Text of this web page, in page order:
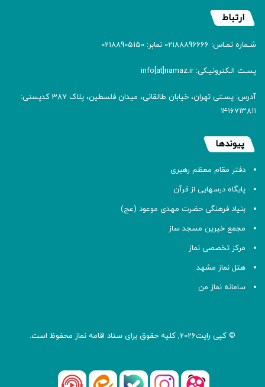
ارتباط
شـماره تمـاس: 02188896666 نمابر: 02188905150
پسـت الـکترونیـکی: info[at]namaz.ir
آدرس: پسـتی تهران، خیابان طالقانی، میدان فلسطین، پلاک 387 کدپستی:
۱۴۱۶۷۱۳۸۱۱
پیوندها
دفتر مقام معظم رهبری
پایگاه درسهایی از قرآن
بنیاد فرهنگی حضرت مهدی موعود (عج)
مجمع خیرین مسجد ساز
مرکز تخصصی نماز
هتل نماز مشهد
سامانه نماز من
© کپی رایت2026, کلیه حقوق برای ستاد اقامه نماز محفوظ است.
آپارات اینستاگرام
بله ایتا